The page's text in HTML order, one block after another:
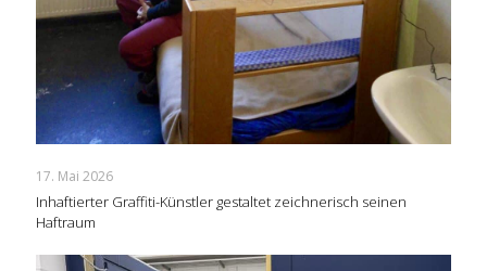
17. Mai 2026
Inhaftierter Graffiti-Künstler gestaltet zeichnerisch seinen
Haftraum